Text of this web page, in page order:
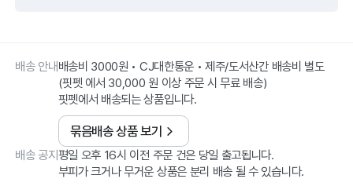
배송 안내배송비 3000원 • CJ대한통운 • 제주/도서산간 배송비 별도
(핏펫 에서 30,000 원 이상 주문 시 무료 배송)
핏펫에서 배송되는 상품입니다.
묶음배송 상품 보기
배송 공지평일 오후 16시 이전 주문 건은 당일 출고됩니다.
부피가 크거나 무거운 상품은 분리 배송 될 수 있습니다.